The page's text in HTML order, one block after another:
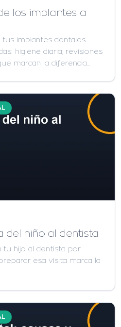
los implantes a
implantes dentales
higiene diaria, revisiones
marcan la diferencia…
del niño al dentista
tu hijo al dentista por
esa visita marca la